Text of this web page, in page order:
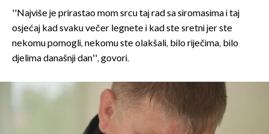
''Najviše je prirastao mom srcu taj rad sa siromasima i taj
osjećaj kad svaku večer legnete i kad ste sretni jer ste
nekomu pomogli, nekomu ste olakšali, bilo riječima, bilo
djelima današnji dan'', govori.